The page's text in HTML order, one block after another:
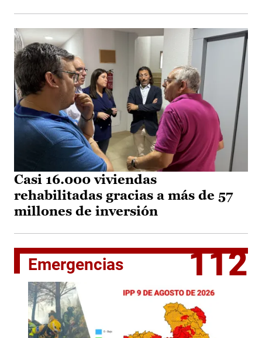
Casi 16.000 viviendas
rehabilitadas gracias a más de 57
millones de inversión
Emergencias 112